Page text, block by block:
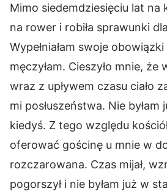
Mimo siedemdziesięciu lat na
na rower i robiła sprawunki
Wypełniałam swoje
męczyłam. Cieszyło mnie, że
wraz z upływem czasu ciało
mi posłuszeństwa. Nie
kiedyś. Z tego względu
oferować gościnę u mnie w
rozczarowana. Czas mijał,
pogorszył i nie byłam już w